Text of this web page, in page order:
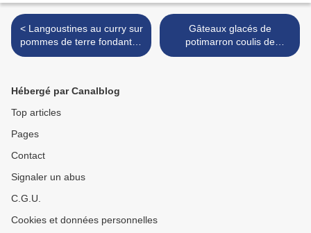
< Langoustines au curry sur
pommes de terre fondantes
sauce aux herbes
Gâteaux glacés de
potimarron coulis de
chocolat >
Hébergé par Canalblog
Top articles
Pages
Contact
Signaler un abus
C.G.U.
Cookies et données personnelles